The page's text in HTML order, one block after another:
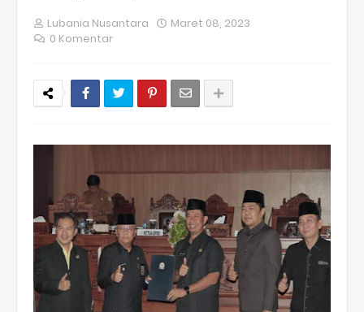
Lubania Nusantara
Maret 08, 2023
0 Komentar